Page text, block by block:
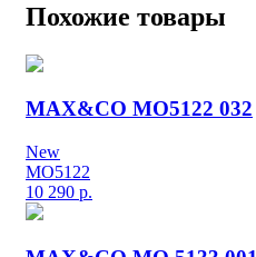
Похожие товары
MAX&CO MO5122 032
New
MO5122
10 290 р.